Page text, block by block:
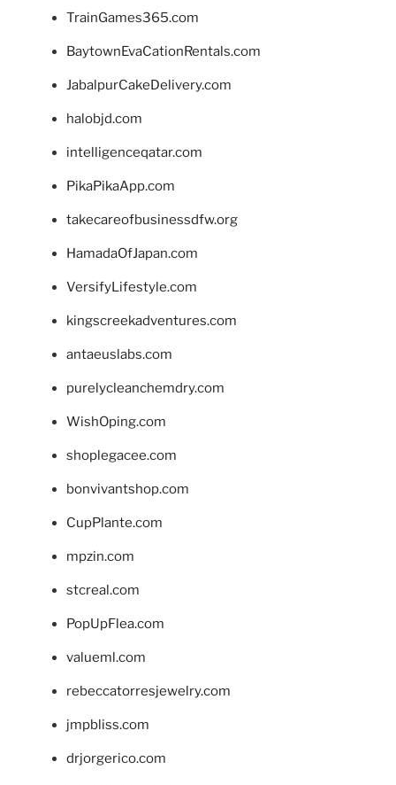
TrainGames365.com
BaytownEvaCationRentals.com
JabalpurCakeDelivery.com
halobjd.com
intelligenceqatar.com
PikaPikaApp.com
takecareofbusinessdfw.org
HamadaOfJapan.com
VersifyLifestyle.com
kingscreekadventures.com
antaeuslabs.com
purelycleanchemdry.com
WishOping.com
shoplegacee.com
bonvivantshop.com
CupPlante.com
mpzin.com
stcreal.com
PopUpFlea.com
valueml.com
rebeccatorresjewelry.com
jmpbliss.com
drjorgerico.com